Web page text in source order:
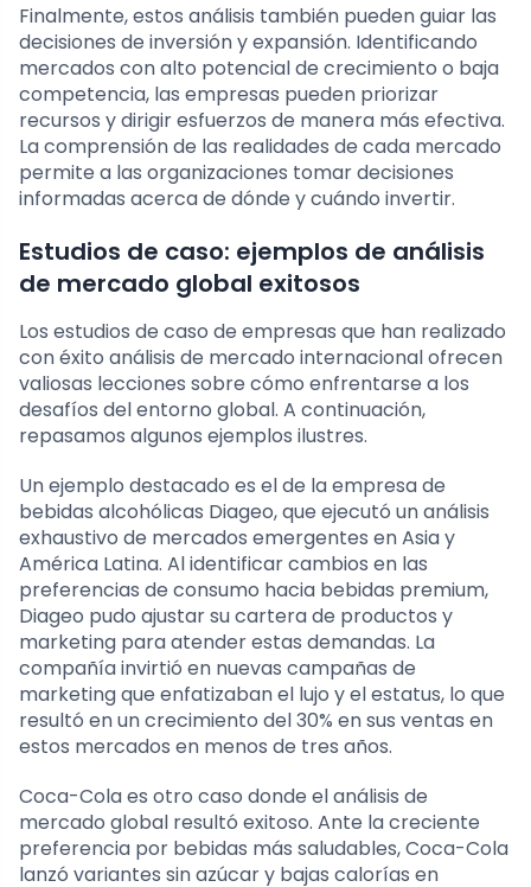
Finalmente, estos análisis también pueden guiar las
decisiones de inversión y expansión. Identificando
mercados con alto potencial de crecimiento o baja
competencia, las empresas pueden priorizar
recursos y dirigir esfuerzos de manera más efectiva.
La comprensión de las realidades de cada mercado
permite a las organizaciones tomar decisiones
informadas acerca de dónde y cuándo invertir.
Estudios de caso: ejemplos de análisis
de mercado global exitosos
Los estudios de caso de empresas que han realizado
con éxito análisis de mercado internacional ofrecen
valiosas lecciones sobre cómo enfrentarse a los
desafíos del entorno global. A continuación,
repasamos algunos ejemplos ilustres.
Un ejemplo destacado es el de la empresa de
bebidas alcohólicas Diageo, que ejecutó un análisis
exhaustivo de mercados emergentes en Asia y
América Latina. Al identificar cambios en las
preferencias de consumo hacia bebidas premium,
Diageo pudo ajustar su cartera de productos y
marketing para atender estas demandas. La
compañía invirtió en nuevas campañas de
marketing que enfatizaban el lujo y el estatus, lo que
resultó en un crecimiento del 30% en sus ventas en
estos mercados en menos de tres años.
Coca-Cola es otro caso donde el análisis de
mercado global resultó exitoso. Ante la creciente
preferencia por bebidas más saludables, Coca-Cola
lanzó variantes sin azúcar y bajas calorías en